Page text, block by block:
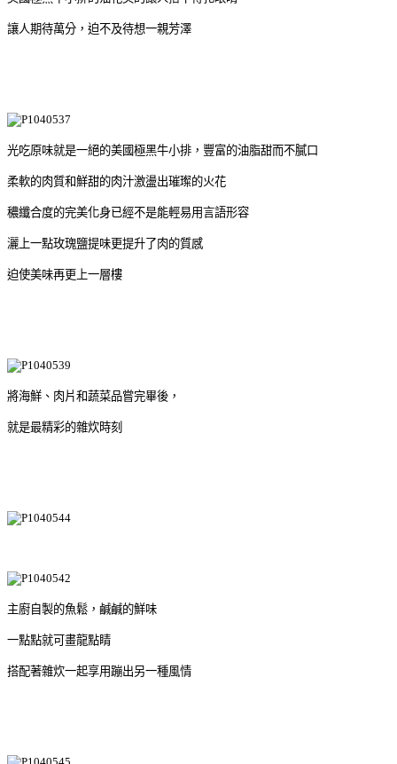
讓人期待萬分，迫不及待想一親芳澤
光吃原味就是一絕的美國極黑牛小排，豐富的油脂甜而不膩口
柔軟的肉質和鮮甜的肉汁激盪出璀璨的火花
穠纖合度的完美化身已經不是能輕易用言語形容
灑上一點玫瑰鹽提味更提升了肉的質感
迫使美味再更上一層樓
將海鮮、肉片和蔬菜品嘗完畢後，
就是最精彩的雜炊時刻
主廚自製的魚鬆，鹹鹹的鮮味
一點點就可畫龍點睛
搭配著雜炊一起享用蹦出另一種風情